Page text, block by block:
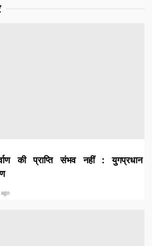
की प्राप्ति संभव नहीं : युगप्रधान